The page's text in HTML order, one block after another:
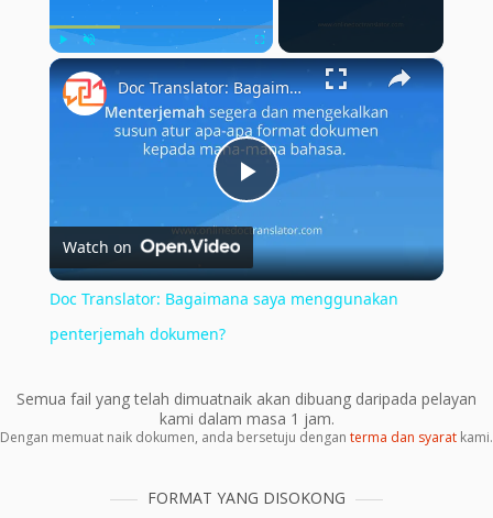
Play Unmute Fullscreen ×
Play
Video
Doc Translator: Bagaimana saya menggunakan penterjemah dokumen?
Watch on
Doc Translator: Bagaimana saya menggunakan
penterjemah dokumen?
Semua fail yang telah dimuatnaik akan dibuang daripada pelayan
kami dalam masa 1 jam.
Dengan memuat naik dokumen, anda bersetuju dengan terma dan syarat kami.
FORMAT YANG DISOKONG